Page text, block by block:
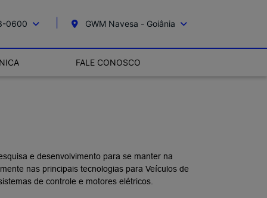
0600 GWM Navesa - Goiânia
FALE CONOSCO
e desenvolvimento para se manter na
nas principais tecnologias para Veículos de
de controle e motores elétricos.